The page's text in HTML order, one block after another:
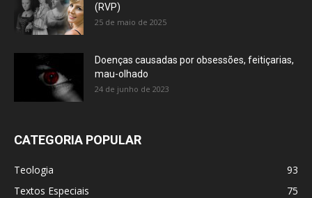
(RVP)
25 de maio de 2025
Doenças causadas por obsessões, feitiçarias,
mau-olhado
24 de junho de 2023
CATEGORIA POPULAR
Teologia
93
Textos Especiais
75